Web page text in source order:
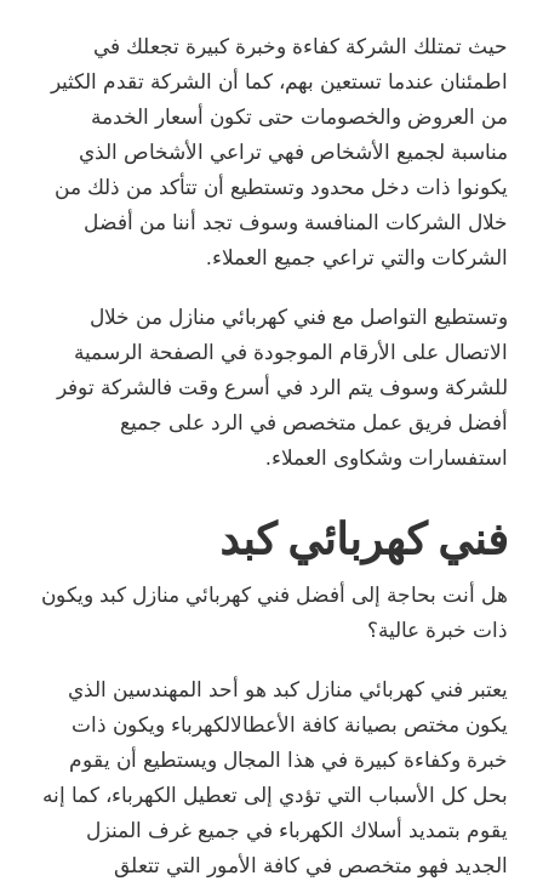
حيث تمتلك الشركة كفاءة وخبرة كبيرة تجعلك في
اطمئنان عندما تستعين بهم، كما أن الشركة تقدم الكثير
من العروض والخصومات حتى تكون أسعار الخدمة
مناسبة لجميع الأشخاص فهي تراعي الأشخاص الذي
يكونوا ذات دخل محدود وتستطيع أن تتأكد من ذلك من
خلال الشركات المنافسة وسوف تجد أننا من أفضل
الشركات والتي تراعي جميع العملاء.
وتستطيع التواصل مع فني كهربائي منازل من خلال
الاتصال على الأرقام الموجودة في الصفحة الرسمية
للشركة وسوف يتم الرد في أسرع وقت فالشركة توفر
أفضل فريق عمل متخصص في الرد على جميع
استفسارات وشكاوى العملاء.
فني كهربائي كبد
هل أنت بحاجة إلى أفضل فني كهربائي منازل كبد ويكون
ذات خبرة عالية؟
يعتبر فني كهربائي منازل كبد هو أحد المهندسين الذي
يكون مختص بصيانة كافة الأعطالالكهرباء ويكون ذات
خبرة وكفاءة كبيرة في هذا المجال ويستطيع أن يقوم
بحل كل الأسباب التي تؤدي إلى تعطيل الكهرباء، كما إنه
يقوم بتمديد أسلاك الكهرباء في جميع غرف المنزل
الجديد فهو متخصص في كافة الأمور التي تتعلق